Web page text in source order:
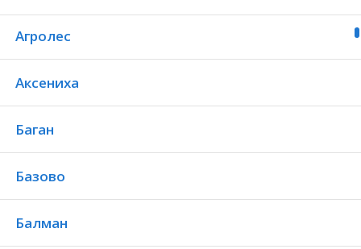
Агролес
Аксениха
Баган
Базово
Балман